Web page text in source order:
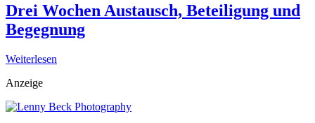
Drei Wochen Austausch, Beteiligung und
Begegnung
Weiterlesen
Anzeige